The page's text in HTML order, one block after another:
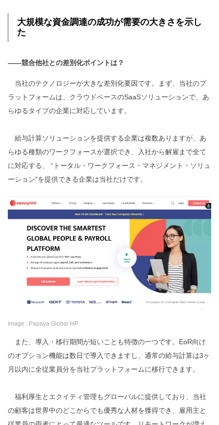
大規模な資金調達の成功が需要の大きさを示し
た
――競合他社との差別化ポイントは？
当社のテクノロジーが大きな差別化要因です。まず、当社のプ
ラットフォームは、クラウドベースのSaaSソリューションで、あ
らゆるタイプの企業に対応しています。
給与計算ソリューションを提供する企業は複数ありますが、あ
らゆる種類のワークフォースが選択でき、入社から解雇まで全て
に対応する、 “トータル・ワークフォース・マネジメント・ソリュ
ーション”を提供できる企業は当社だけです。
image : Papaya Global HP
また、導入・移行期間が短いことも特徴の一つです。EoR向け
のオプション機能は数日で導入できますし、通常の給与計算は3ヶ
月以内に全従業員分を当社プラットフォームに移行できます。
福利厚生とエクイティ管理もグローバルに提供しており、当社
の顧客は世界中のどこからでも優秀な人材を獲得でき、雇用主と